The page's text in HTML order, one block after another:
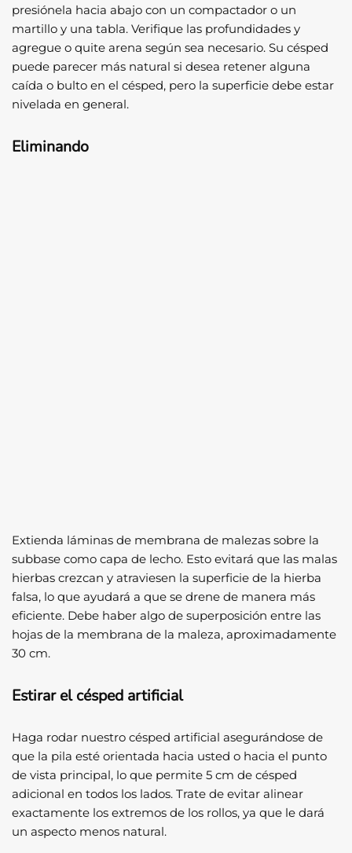
presiónela hacia abajo con un compactador o un
martillo y una tabla. Verifique las profundidades y
agregue o quite arena según sea necesario. Su césped
puede parecer más natural si desea retener alguna
caída o bulto en el césped, pero la superficie debe estar
nivelada en general.
Eliminando
Extienda láminas de membrana de malezas sobre la
subbase como capa de lecho. Esto evitará que las malas
hierbas crezcan y atraviesen la superficie de la hierba
falsa, lo que ayudará a que se drene de manera más
eficiente. Debe haber algo de superposición entre las
hojas de la membrana de la maleza, aproximadamente
30 cm.
Estirar el césped artificial
Haga rodar nuestro césped artificial asegurándose de
que la pila esté orientada hacia usted o hacia el punto
de vista principal, lo que permite 5 cm de césped
adicional en todos los lados. Trate de evitar alinear
exactamente los extremos de los rollos, ya que le dará
un aspecto menos natural.